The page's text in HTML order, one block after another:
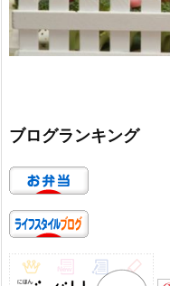
ブログランキング